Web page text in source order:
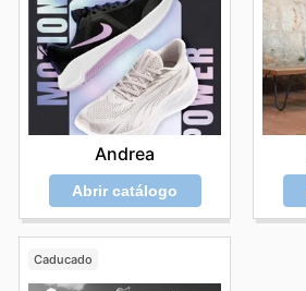
Andrea
Abrir catálogo
Caducado